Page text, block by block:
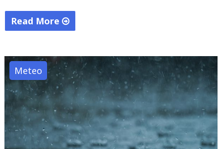
Read More
della
Losanga:
il
pragmatismo
ibrido
della
Meteo